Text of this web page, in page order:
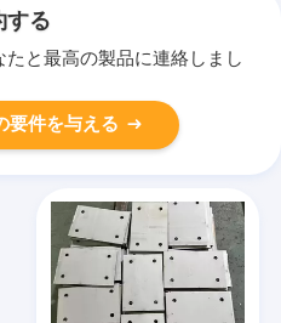
する
たと最高の製品に連絡しまし
要件を与える